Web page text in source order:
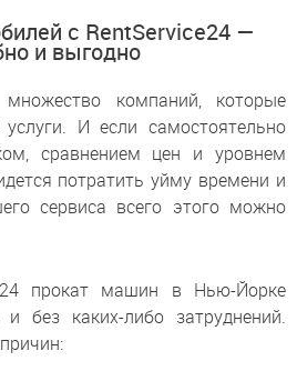
с RentService24 —
и выгодно
компаний, которые
И если самостоятельно
сравнением цен и уровнем
потратить уйму времени и
сервиса всего этого можно
прокат машин в Нью-Йорке
без каких-либо затруднений.